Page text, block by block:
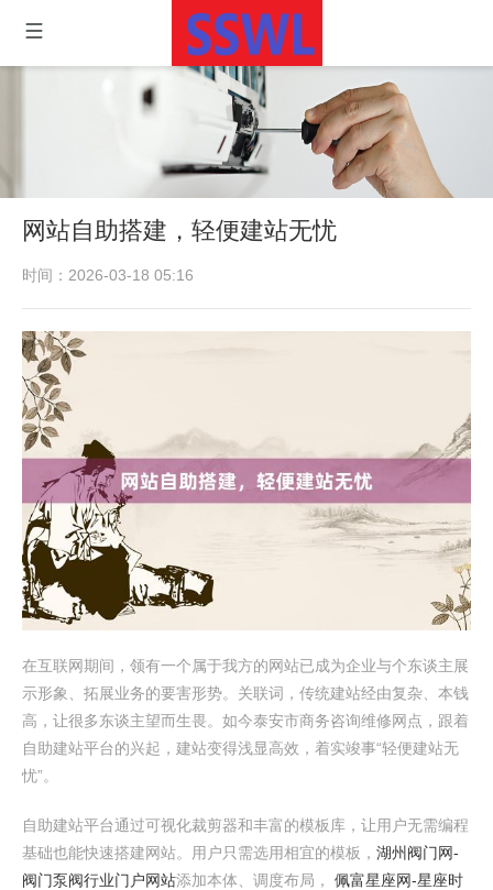
网站自助搭建，轻便建站无忧
时间：2026-03-18 05:16
在互联网期间，领有一个属于我方的网站已成为企业与个东谈主展
示形象、拓展业务的要害形势。关联词，传统建站经由复杂、本钱
高，让很多东谈主望而生畏。如今泰安市商务咨询维修网点，跟着
自助建站平台的兴起，建站变得浅显高效，着实竣事“轻便建站无
忧”。
自助建站平台通过可视化裁剪器和丰富的模板库，让用户无需编程
基础也能快速搭建网站。用户只需选用相宜的模板， 湖州阀门网-
阀门泵阀行业门户网站添加本体、调度布局， 佩富星座网-星座时